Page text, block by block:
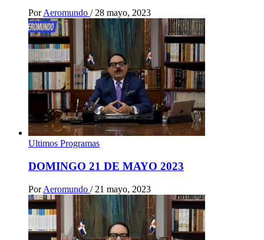
Por Aeromundo / 28 mayo, 2023
Ultimos Programas
DOMINGO 21 DE MAYO 2023
Por Aeromundo / 21 mayo, 2023